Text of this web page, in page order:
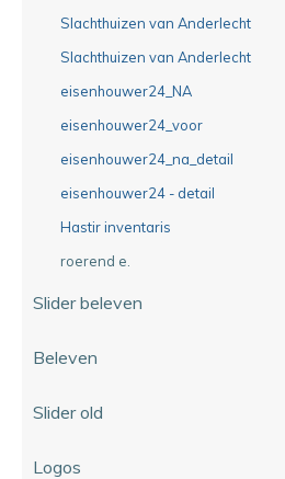
Slachthuizen van Anderlecht
Slachthuizen van Anderlecht
eisenhouwer24_NA
eisenhouwer24_voor
eisenhouwer24_na_detail
eisenhouwer24 - detail
Hastir inventaris
roerend e.
Slider beleven
Beleven
Slider old
Logos